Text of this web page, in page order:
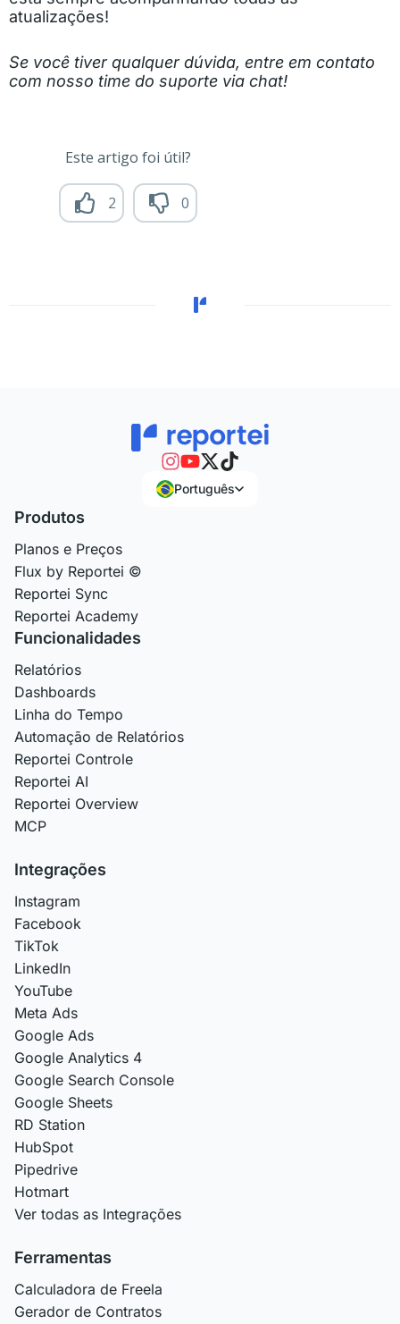
atualizações!
Se você tiver qualquer dúvida, entre em contato
com nosso time do suporte via chat!
Este artigo foi útil?
2 0
Português
Produtos
Planos e Preços
Flux by Reportei ©
Reportei Sync
Reportei Academy
Funcionalidades
Relatórios
Dashboards
Linha do Tempo
Automação de Relatórios
Reportei Controle
Reportei AI
Reportei Overview
MCP
Integrações
Instagram
Facebook
TikTok
LinkedIn
YouTube
Meta Ads
Google Ads
Google Analytics 4
Google Search Console
Google Sheets
RD Station
HubSpot
Pipedrive
Hotmart
Ver todas as Integrações
Ferramentas
Calculadora de Freela
Gerador de Contratos